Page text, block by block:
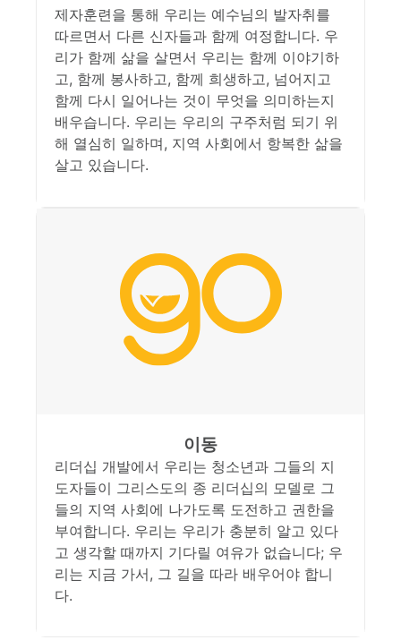
제자훈련을 통해 우리는 예수님의 발자취를
따르면서 다른 신자들과 함께 여정합니다. 우
리가 함께 삶을 살면서 우리는 함께 이야기하
고, 함께 봉사하고, 함께 희생하고, 넘어지고
함께 다시 일어나는 것이 무엇을 의미하는지
배우습니다. 우리는 우리의 구주처럼 되기 위
해 열심히 일하며, 지역 사회에서 항복한 삶을
살고 있습니다.
이동
리더십 개발에서 우리는 청소년과 그들의 지
도자들이 그리스도의 종 리더십의 모델로 그
들의 지역 사회에 나가도록 도전하고 권한을
부여합니다. 우리는 우리가 충분히 알고 있다
고 생각할 때까지 기다릴 여유가 없습니다; 우
리는 지금 가서, 그 길을 따라 배우어야 합니
다.